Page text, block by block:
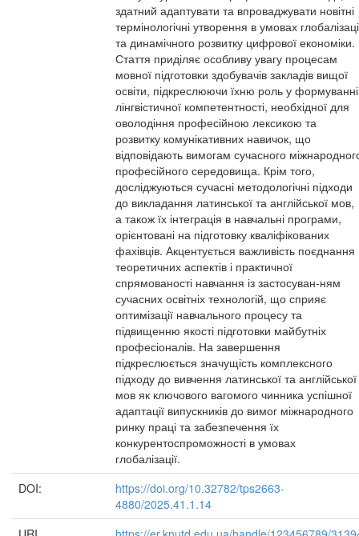
здатний адаптувати та впроваджувати новітні
термінологічні утворення в умовах
та динамічного розвитку цифрової економіки.
Стаття приділяє особливу увагу процесам
мовної підготовки здобувачів закладів вищої
освіти, підкреслюючи їхню роль у формуванні
лінгвістичної компетентності, необхідної для
оволодіння професійною лексикою та
розвитку комунікативних навичок, що
відповідають вимогам сучасного
професійного середовища. Крім того,
досліджуються сучасні методологічні підходи
до викладання латинської та англійської мов,
а також їх інтеграція в навчальні програми,
орієнтовані на підготовку кваліфікованих
фахівців. Акцентується важливість поєднання
теоретичних аспектів і практичної
спрямованості навчання із застосуван-ням
сучасних освітніх технологій, що сприяє
оптимізації навчального процесу та
підвищенню якості підготовки майбутніх
професіоналів. На завершення
підкреслюється значущість комплексного
підходу до вивчення латинської та англійської
мов як ключового вагомого чинника успішної
адаптації випускників до вимог міжнародного
ринку праці та забезпечення їх
конкурентоспроможності в умовах
глобалізації.
DOI:
https://doi.org/10.32782/tps2663-
4880/2025.41.1.14